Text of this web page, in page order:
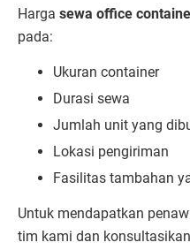
Harga sewa office
pada:
Ukuran container
Durasi sewa
Jumlah unit yang
Lokasi pengiriman
Fasilitas tambahan
Untuk mendapatkan
tim kami dan